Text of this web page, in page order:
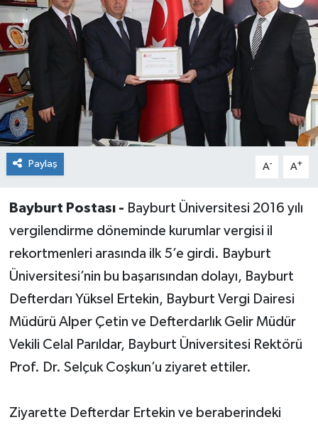
Paylaş A- A+
Bayburt Postası - Bayburt Üniversitesi 2016 yılı
vergilendirme döneminde kurumlar vergisi il
rekortmenleri arasında ilk 5’e girdi. Bayburt
Üniversitesi’nin bu başarısından dolayı, Bayburt
Defterdarı Yüksel Ertekin, Bayburt Vergi Dairesi
Müdürü Alper Çetin ve Defterdarlık Gelir Müdür
Vekili Celal Parıldar, Bayburt Üniversitesi Rektörü
Prof. Dr. Selçuk Coşkun’u ziyaret ettiler.
Ziyarette Defterdar Ertekin ve beraberindeki